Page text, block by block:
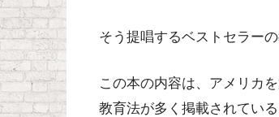
そう提唱するベストセラーの
この本の内容は、アメリカ
教育法が多く掲載されている